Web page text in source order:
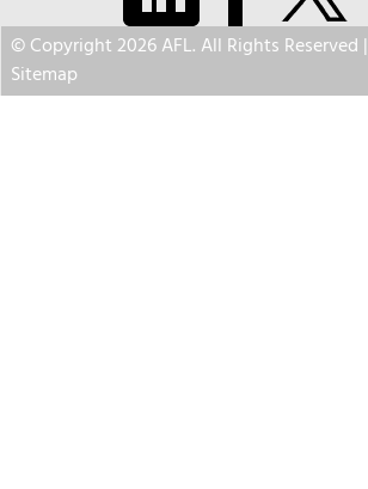
© Copyright 2026 AFL. All Rights Reserved |
Sitemap